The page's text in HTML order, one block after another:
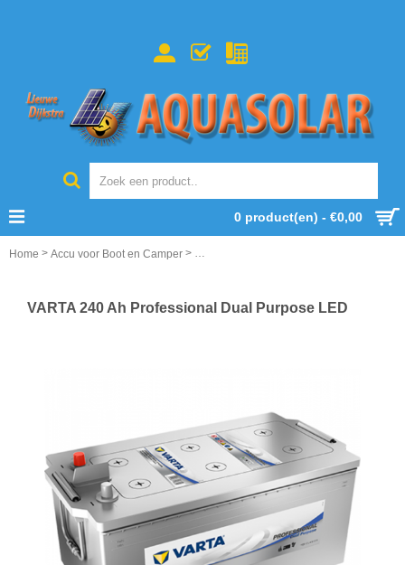
0 product(en) - €0,00
Home > Accu voor Boot en Camper > VARTA 240 Ah Professional Dual Purpose
VARTA 240 Ah Professional Dual Purpose LED